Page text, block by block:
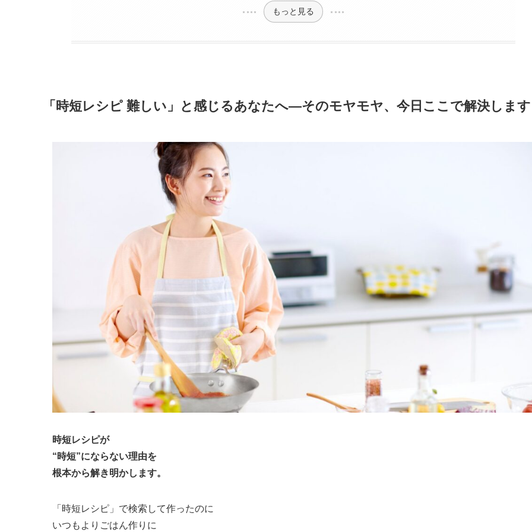
もっと見る
「時短レシピ 難しい」と感じるあなたへ—そのモヤモヤ、今日ここで解決しま
時短レシピが
“時短”にならない理由を
根本から解き明かします。
「時短レシピ」で検索して作ったのに
いつもよりごはん作りに